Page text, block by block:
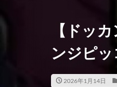
【ドッ
ンジピ
2026年1月14日